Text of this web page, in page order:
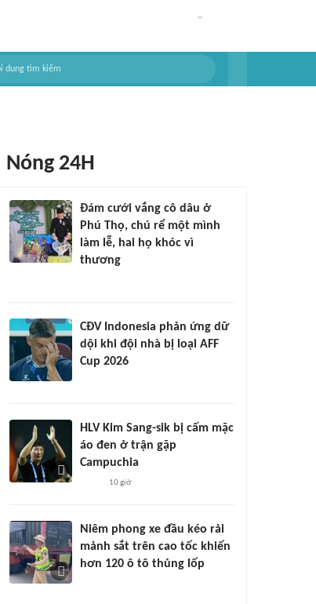
Nóng 24H
Đám cưới vắng cô dâu ở
Phú Thọ, chú rể một mình
làm lễ, hai họ khóc vì
thương
CĐV Indonesia phản ứng dữ
dội khi đội nhà bị loại AFF
Cup 2026
HLV Kim Sang-sik bị cấm mặc
áo đen ở trận gặp
Campuchia
10 giờ
Niêm phong xe đầu kéo rải
mảnh sắt trên cao tốc khiến
hơn 120 ô tô thủng lốp